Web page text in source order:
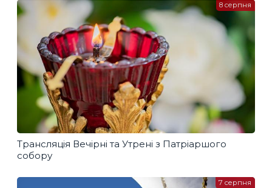
Трансляція Вечірні та Утрені з Патріаршого
собору
8 серпня
7 серпня